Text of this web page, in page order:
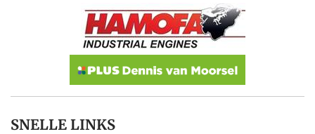
SNELLE LINKS